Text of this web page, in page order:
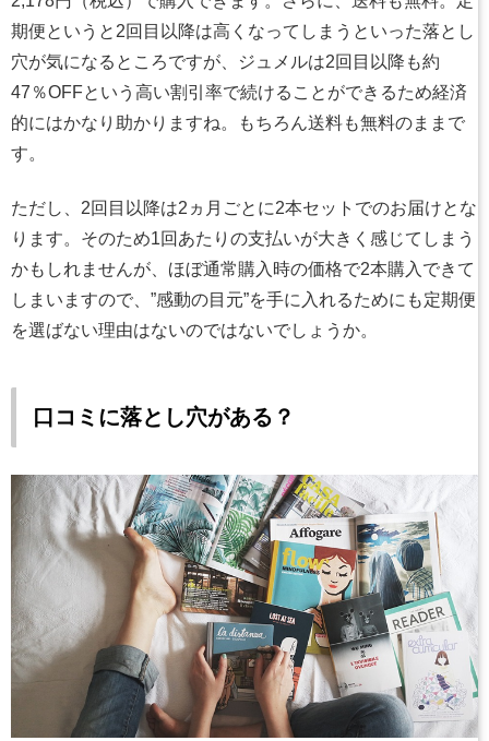
期便というと2回目以降は高くなってしまうといった落とし
穴が気になるところですが、ジュメルは2回目以降も約
47％OFFという高い割引率で続けることができるため経済
的にはかなり助かりますね。もちろん送料も無料のままで
す。
ただし、2回目以降は2ヵ月ごとに2本セットでのお届けとな
ります。そのため1回あたりの支払いが大きく感じてしまう
かもしれませんが、ほぼ通常購入時の価格で2本購入できて
しまいますので、”感動の目元”を手に入れるためにも定期便
を選ばない理由はないのではないでしょうか。
口コミに落とし穴がある？